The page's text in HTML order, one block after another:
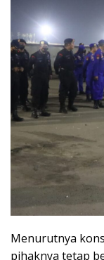
Menurutnya
pihaknya tetap